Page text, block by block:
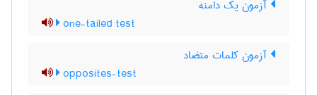
آزمون یک دامنه
one-tailed test
آزمون کلمات متضاد
opposites-test